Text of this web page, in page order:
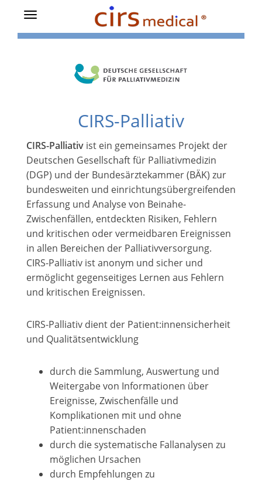
Toggle
navigation
CIRS-Palliativ
CIRS-Palliativ ist ein gemeinsames Projekt der
Deutschen Gesellschaft für Palliativmedizin
(DGP) und der Bundesärztekammer (BÄK) zur
bundesweiten und einrichtungsübergreifenden
Erfassung und Analyse von Beinahe-
Zwischenfällen, entdeckten Risiken, Fehlern
und kritischen oder vermeidbaren Ereignissen
in allen Bereichen der Palliativversorgung.
CIRS-Palliativ ist anonym und sicher und
ermöglicht gegenseitiges Lernen aus Fehlern
und kritischen Ereignissen.
CIRS-Palliativ dient der Patient:innensicherheit
und Qualitätsentwicklung
durch die Sammlung, Auswertung und
Weitergabe von Informationen über
Ereignisse, Zwischenfälle und
Komplikationen mit und ohne
Patient:innenschaden
durch die systematische Fallanalysen zu
möglichen Ursachen
durch Empfehlungen zu